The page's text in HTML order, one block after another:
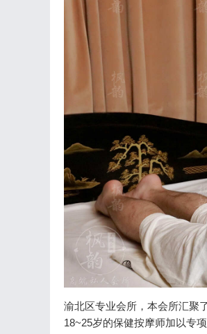
渝北区专业会所，本会所汇聚
18~25岁的保健按摩师加以专